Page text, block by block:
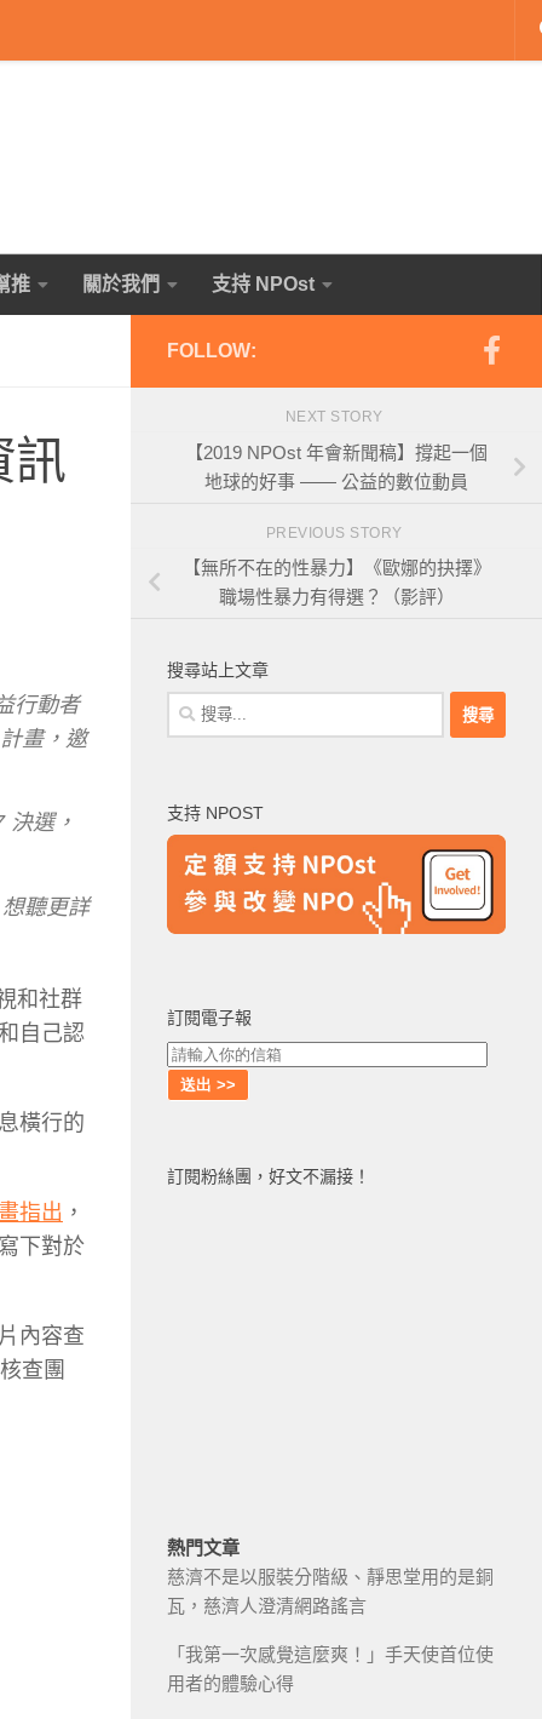
推 關於我們 支持 NPOst
訊
行動者
畫，邀
選，
聽更詳
和社群
自己認
橫行的
指出 ，
下對於
內容查
查團
FOLLOW:
NEXT STORY
【2019 NPOst 年會新聞稿】撐起一個
地球的好事 —— 公益的數位動員
PREVIOUS STORY
【無所不在的性暴力】《歐娜的抉擇》
職場性暴力有得選？（影評）
搜尋站上文章
搜
尋
字:
支持 NPOST
訂閱電子報
訂閱粉絲團，好文不漏接！
熱門文章
慈濟不是以服裝分階級、靜思堂用的是銅
瓦，慈濟人澄清網路謠言
「我第一次感覺這麼爽！」手天使首位使
用者的體驗心得